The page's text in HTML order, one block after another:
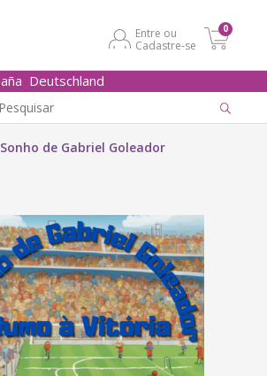
Entre ou
Cadastre-se
0
Deutschland
de Gabriel Goleador